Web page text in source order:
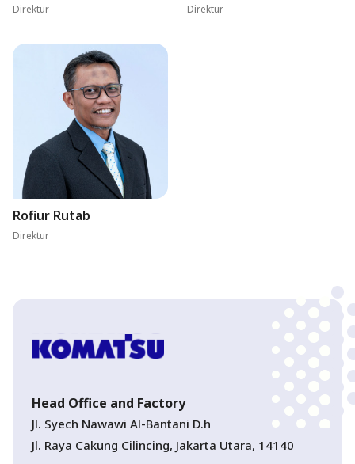
Direktur Direktur
Rofiur Rutab
Direktur
Head Office and Factory
Jl. Syech Nawawi Al-Bantani D.h
Jl. Raya Cakung Cilincing, Jakarta Utara, 14140